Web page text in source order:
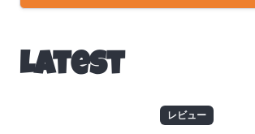
Latest
レビュー